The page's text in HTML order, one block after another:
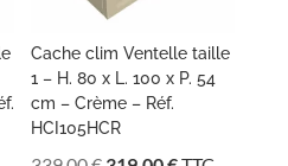
Cache clim Ventelle taille
1 – H. 80 x L. 100 x P. 54
cm – Crème – Réf.
HCI105HCR